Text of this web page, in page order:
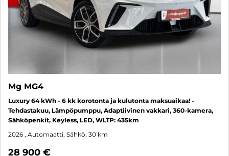
Mg MG4
Luxury 64 kWh - 6 kk korotonta ja kulutonta maksuaikaa! -
Tehdastakuu, Lämpöpumppu, Adaptiivinen vakkari, 360-kamera,
Sähköpenkit, Keyless, LED, WLTP: 435km
2026 , Automaatti, Sähkö, 30 km
28 900 €